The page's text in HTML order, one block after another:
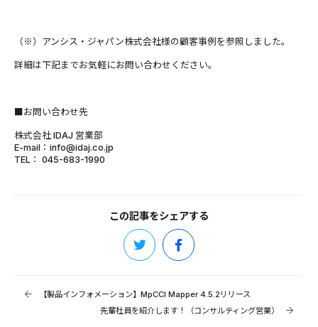
（※）アンシス・ジャパン株式会社様の顧客事例を参照しました。
詳細は下記までお気軽にお問い合わせください。
■お問い合わせ先
株式会社 IDAJ 営業部
E-mail：info@idaj.co.jp
TEL： 045-683-1990
この記事をシェアする
【製品インフォメーション】MpCCI Mapper 4.5.2リリース
先輩社員を紹介します！（コンサルティング営業）